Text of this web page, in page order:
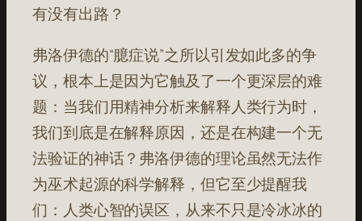
有没有出路？
弗洛伊德的“臆症说”之所以引发如此多的争
议，根本上是因为它触及了一个更深层的难
题：当我们用精神分析来解释人类行为时，
我们到底是在解释原因，还是在构建一个无
法验证的神话？弗洛伊德的理论虽然无法作
为巫术起源的科学解释，但它至少提醒我
们：人类心智的误区，从来不只是冷冰冰的